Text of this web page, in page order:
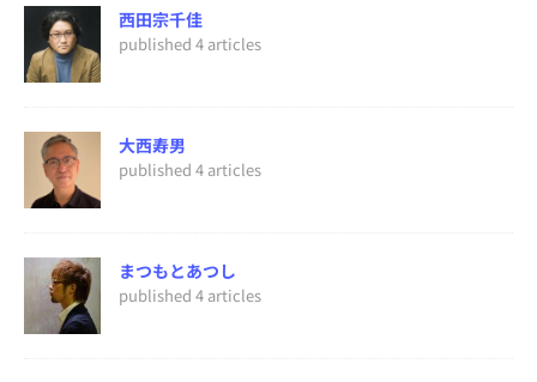
西田宗千佳
published 4 articles
大西寿男
published 4 articles
まつもとあつし
published 4 articles